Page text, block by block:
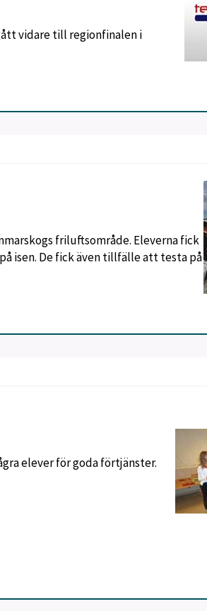
vidare till regionfinalen i
friluftsområde. Eleverna fick
isen. De fick även tillfälle att testa på
elever för goda förtjänster.